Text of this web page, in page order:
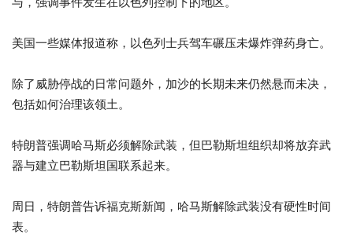
美国一些媒体报道称，以色列士兵驾车碾压未爆炸弹药身亡。
除了威胁停战的日常问题外，加沙的长期未来仍然悬而未决，
包括如何治理该领土。
特朗普强调哈马斯必须解除武装，但巴勒斯坦组织却将放弃武
器与建立巴勒斯坦国联系起来。
周日，特朗普告诉福克斯新闻，哈马斯解除武装没有硬性时间
表。